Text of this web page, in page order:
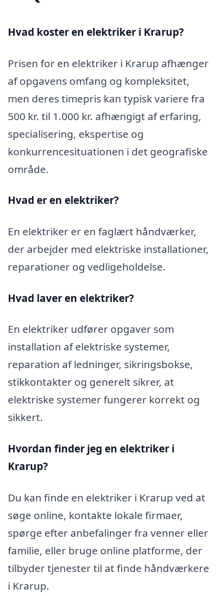
Hvad koster en elektriker i Krarup?
Prisen for en elektriker i Krarup afhænger
af opgavens omfang og kompleksitet,
men deres timepris kan typisk variere fra
500 kr. til 1.000 kr. afhængigt af erfaring,
specialisering, ekspertise og
konkurrencesituationen i det geografiske
område.
Hvad er en elektriker?
En elektriker er en faglært håndværker,
der arbejder med elektriske installationer,
reparationer og vedligeholdelse.
Hvad laver en elektriker?
En elektriker udfører opgaver som
installation af elektriske systemer,
reparation af ledninger, sikringsbokse,
stikkontakter og generelt sikrer, at
elektriske systemer fungerer korrekt og
sikkert.
Hvordan finder jeg en elektriker i
Krarup?
Du kan finde en elektriker i Krarup ved at
søge online, kontakte lokale firmaer,
spørge efter anbefalinger fra venner eller
familie, eller bruge online platforme, der
tilbyder tjenester til at finde håndværkere
i Krarup.